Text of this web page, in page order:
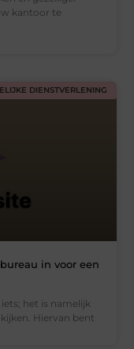
kantoor te
DIENSTVERLENING
in voor een
het is namelijk
Hiervan bent